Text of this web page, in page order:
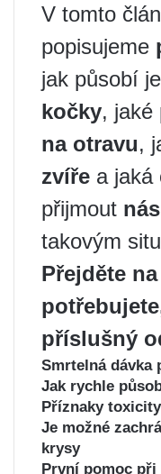
V tomto
popisujeme
jak působí
kočky, jaké
na otravu,
zvíře a jaká
přijmout
takovým
Přejděte
příslušný
Smrtelná dávka
Jak rychle
Příznaky toxicity
Je možné
krysy
První pomoc při